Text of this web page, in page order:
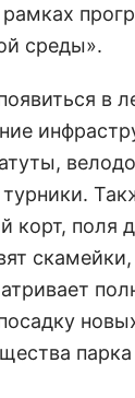
рамках
среды».
в
корт, поля